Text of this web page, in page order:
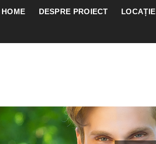
HOME DESPRE PROIECT LOCAȚIE